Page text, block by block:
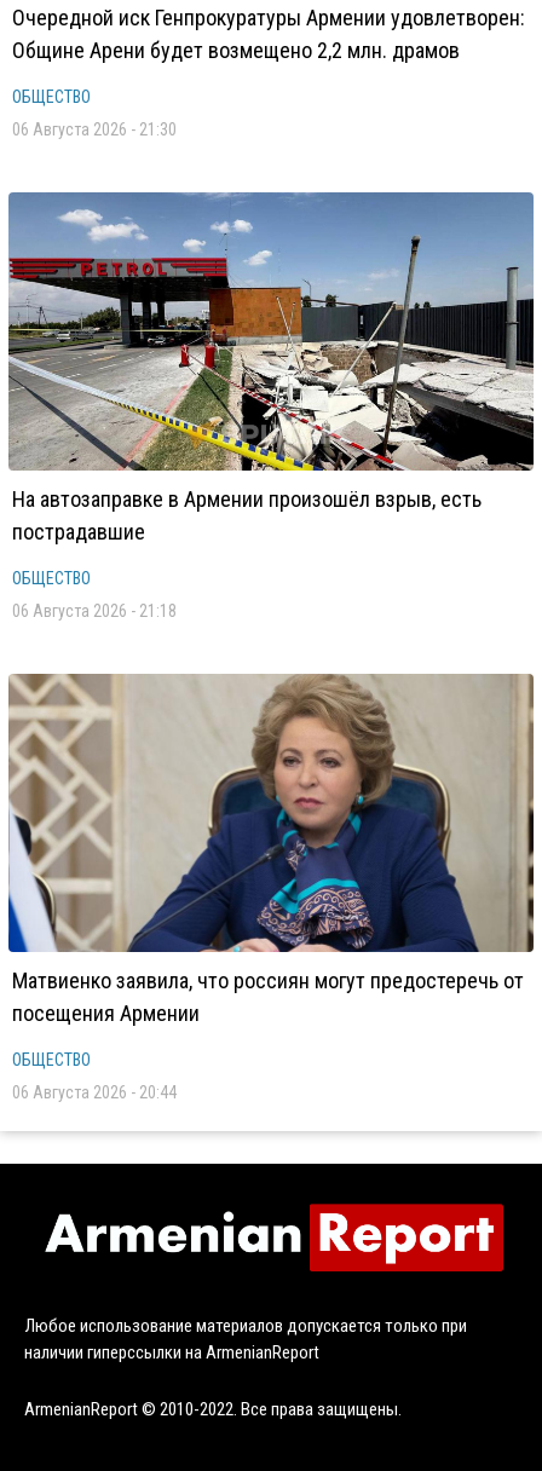
Очередной иск Генпрокуратуры Армении удовлетворен:
Общине Арени будет возмещено 2,2 млн. драмов
ОБЩЕСТВО
06 Августа 2026 - 21:30
На автозаправке в Армении произошёл взрыв, есть
пострадавшие
ОБЩЕСТВО
06 Августа 2026 - 21:18
Матвиенко заявила, что россиян могут предостеречь от
посещения Армении
ОБЩЕСТВО
06 Августа 2026 - 20:44
Любое использование материалов допускается только при
наличии гиперссылки на ArmenianReport
ArmenianReport © 2010-2022. Все права защищены.